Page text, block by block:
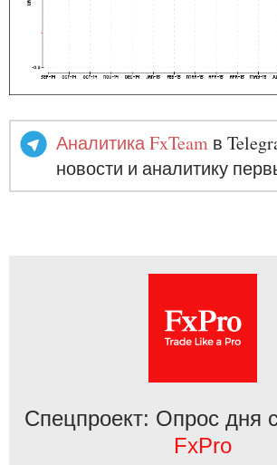
Аналитика FxTeam в
новости и аналитику
Спецпроект: Опрос дня
FxPro